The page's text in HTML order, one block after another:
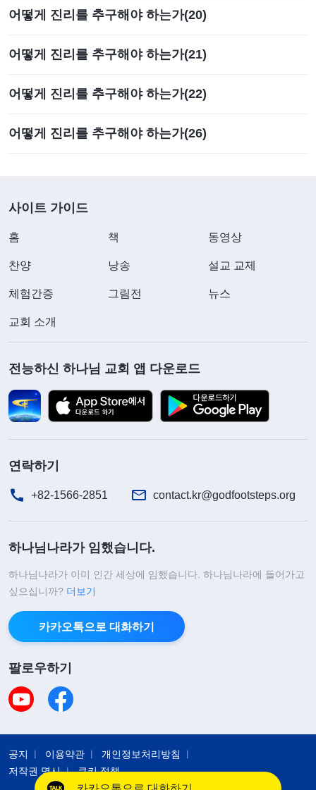
어떻게 진리를 추구해야 하는가(20)
어떻게 진리를 추구해야 하는가(21)
어떻게 진리를 추구해야 하는가(22)
어떻게 진리를 추구해야 하는가(26)
사이트 가이드
홈 책 동영상
찬양 낭송 설교 교제
체험간증 그림전 뉴스
교회 소개
전능하신 하나님 교회 앱 다운로드
연락하기
+82-1566-2851 contact.kr@godfootsteps.org
하나님나라가 임했습니다.
하나님나라가 이미 인간 세상에 임했습니다. 하나님나라에 들어가고
싶으십니까? 더보기
카카오톡으로 대화하기
팔로우하기
공지 이용약관
개인정보처리방침
저작권 명시
쿠키 정책